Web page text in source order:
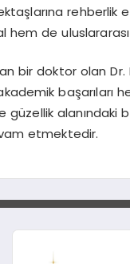
rehberlik
hem de
bir doktor olan
güzellik
etmektedir.